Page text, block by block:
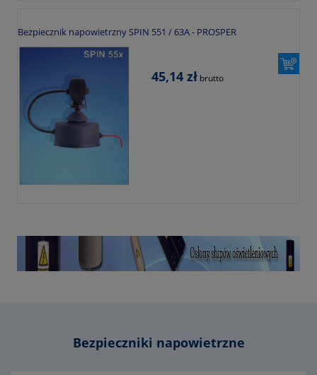
Bezpiecznik napowietrzny SPIN 551 / 63A - PROSPER
45,14 zł brutto
Bezpieczniki napowietrzne